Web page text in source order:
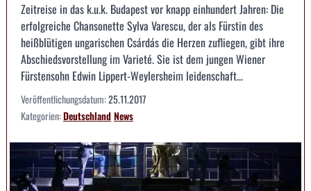
Zeitreise in das k.u.k. Budapest vor knapp einhundert Jahren: Die
erfolgreiche Chansonette Sylva Varescu, der als Fürstin des
heißblütigen ungarischen Csárdás die Herzen zufliegen, gibt ihre
Abschiedsvorstellung im Varieté. Sie ist dem jungen Wiener
Fürstensohn Edwin Lippert-Weylersheim leidenschaft...
Veröffentlichungsdatum:25.11.2017
Kategorien:DeutschlandNews